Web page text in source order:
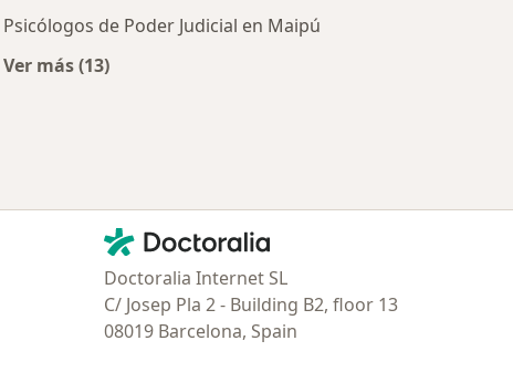
Psicólogos de Poder Judicial en Maipú
Ver más (13)
Contacto
Doctoralia - Página de inicio
Doctoralia Internet SL
C/ Josep Pla 2 - Building B2, floor 13
08019 Barcelona, Spain